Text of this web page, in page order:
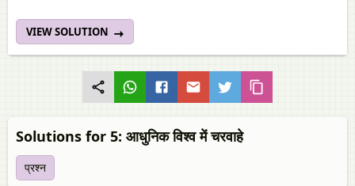
VIEW SOLUTION
Solutions for 5: आधुनिक विश्व में चरवाहे
प्रश्न